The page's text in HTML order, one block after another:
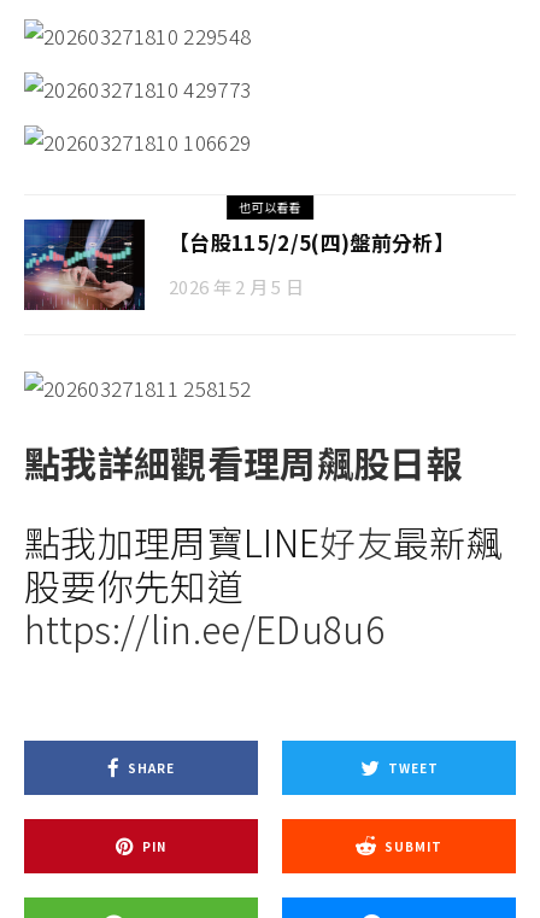
也可以看看
【台股115/2/5(四)盤前分析】
2026 年 2 月 5 日
點我詳細觀看理周飆股日報
點我加理周寶LINE好友最新飆
股要你先知道
https://lin.ee/EDu8u6
SHARE TWEET
PIN SUBMIT